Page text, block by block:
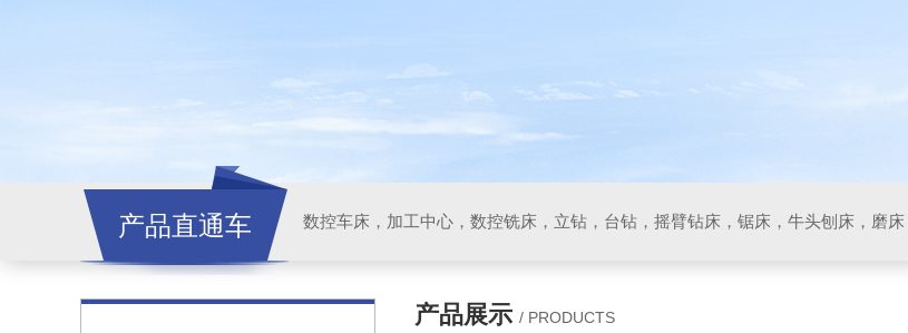
产品直通车
产品展示 / PRODUCTS